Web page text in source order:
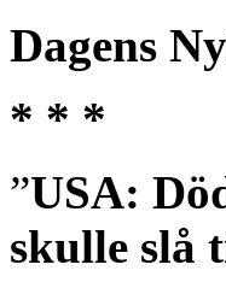
Dagens
* * *
”USA:
skulle slå